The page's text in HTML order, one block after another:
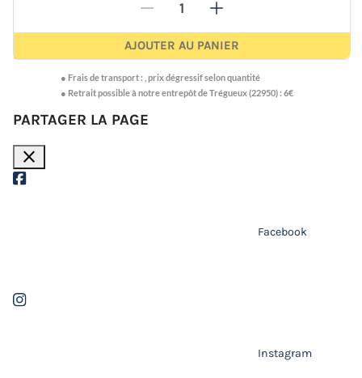
- +
AJOUTER AU PANIER
● Frais de transport : prix dégressif selon quantité
● Retrait possible à notre entrepôt de Trégueux (22950) : 6€
PARTAGER LA PAGE
close
Facebook
Instagram